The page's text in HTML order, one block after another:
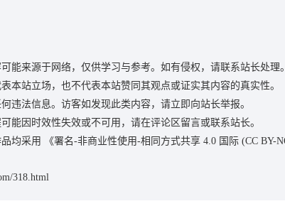
能来源于网络，仅供学习与参考。如有侵权，请联系站长处理。
本站立场，也不代表本站赞同其观点或证实其内容的真实性。
违法信息。访客如发现此类内容，请立即向站长举报。
能因时效性失效或不可用，请在评论区留言或联系站长。
均采用 《署名-非商业性使用-相同方式共享 4.0 国际 (CC BY-
318.html